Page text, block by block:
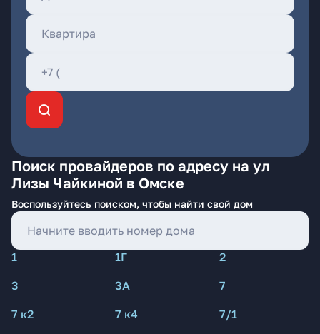
Поиск провайдеров по адресу на ул
Лизы Чайкиной в Омске
Воспользуйтесь поиском, чтобы найти свой дом
1 1Г
2
3
3А
7
7 к2
7 к4
7/1